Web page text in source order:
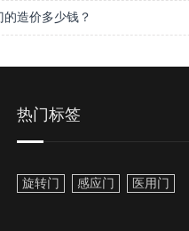
的造价多少钱？
热门标签
旋转门 感应门 医用门